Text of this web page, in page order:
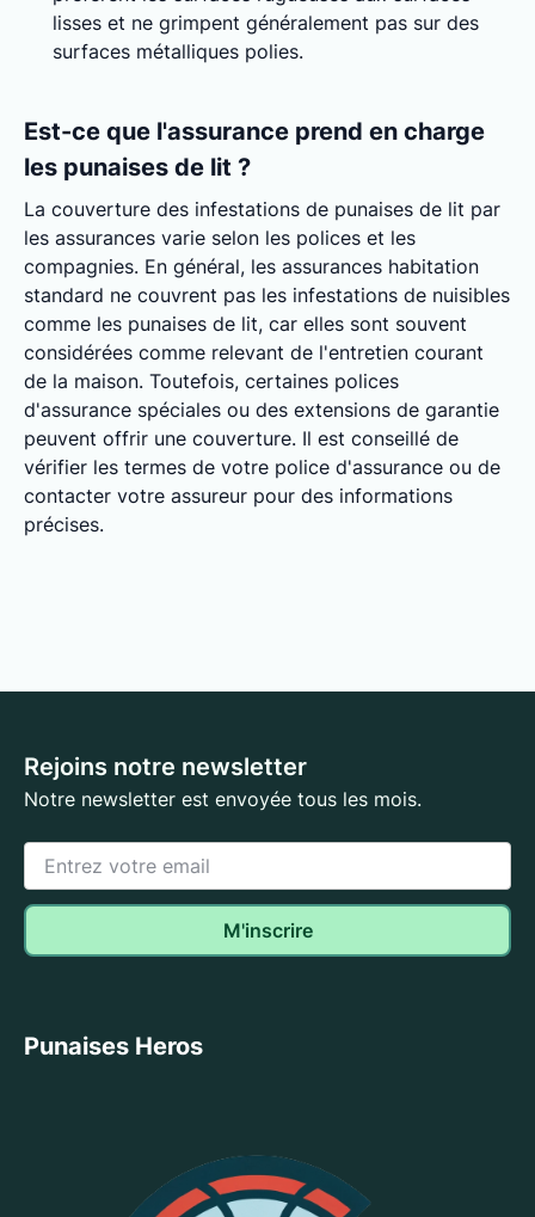
lisses et ne grimpent généralement pas sur des
surfaces métalliques polies.
Est-ce que l'assurance prend en charge
les punaises de lit ?
La couverture des infestations de punaises de lit par
les assurances varie selon les polices et les
compagnies. En général, les assurances habitation
standard ne couvrent pas les infestations de nuisibles
comme les punaises de lit, car elles sont souvent
considérées comme relevant de l'entretien courant
de la maison. Toutefois, certaines polices
d'assurance spéciales ou des extensions de garantie
peuvent offrir une couverture. Il est conseillé de
vérifier les termes de votre police d'assurance ou de
contacter votre assureur pour des informations
précises.
Rejoins notre newsletter
Notre newsletter est envoyée tous les mois.
Punaises Heros